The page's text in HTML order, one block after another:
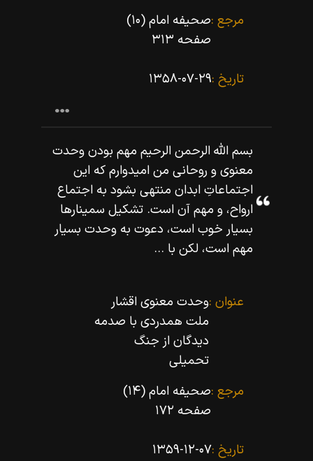
مرجع :صحیفه امام (۱۰)
صفحه ۳۱۳
تاریخ :۱۳۵۸-۰۷-۲۹
بسم اللّه‌ الرحمن الرحيم مهم بودن وحدت
معنوى و روحانى من اميدوارم كه اين
اجتماعاتِ ابدان منتهى بشود به اجتماع
ارواح، و مهم آن است. تشكيل سمينارها
بسيار خوب است، دعوت به وحدت بسيار
مهم است، لكن با ...
عنوان :وحدت معنوى اقشار
ملت همدردى با صدمه
دیدگان از جنگ
تحمیلى
مرجع :صحیفه امام (۱۴)
صفحه ۱۷۲
تاریخ :۱۳۵۹-۱۲-۰۷